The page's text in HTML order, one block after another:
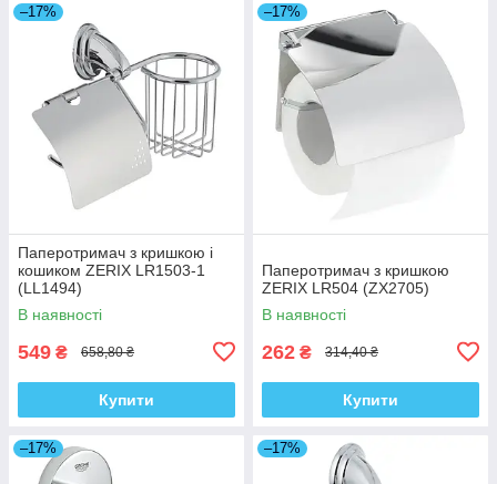
–17%
Паперотримач з кришкою і
кошиком ZERIX LR1503-1
(LL1494)
В наявності
549 ₴ 658,80 ₴
Купити
–17%
Паперотримач з кришкою
ZERIX LR504 (ZX2705)
В наявності
262 ₴ 314,40 ₴
Купити
–17% –17%